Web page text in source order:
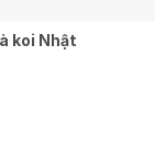
koi Nhật